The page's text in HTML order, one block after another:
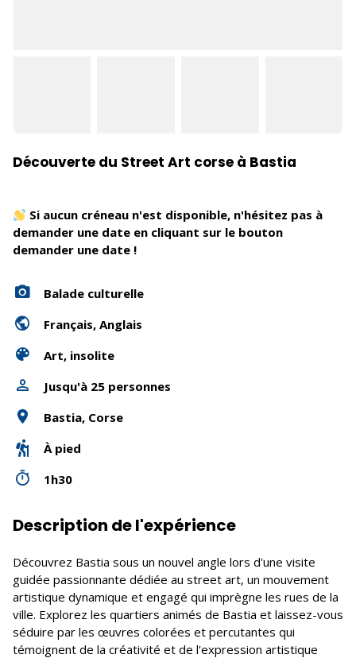
Découverte du Street Art corse à Bastia
Si aucun créneau n'est disponible, n'hésitez pas à
demander une date en cliquant sur le bouton
demander une date !
Balade culturelle
Français, Anglais
Art, insolite
Jusqu'à 25 personnes
Bastia, Corse
À pied
1h30
Description de l'expérience
Découvrez Bastia sous un nouvel angle lors d'une visite
guidée passionnante dédiée au street art, un mouvement
artistique dynamique et engagé qui imprègne les rues de la
ville. Explorez les quartiers animés de Bastia et laissez-vous
séduire par les œuvres colorées et percutantes qui
témoignent de la créativité et de l'expression artistique